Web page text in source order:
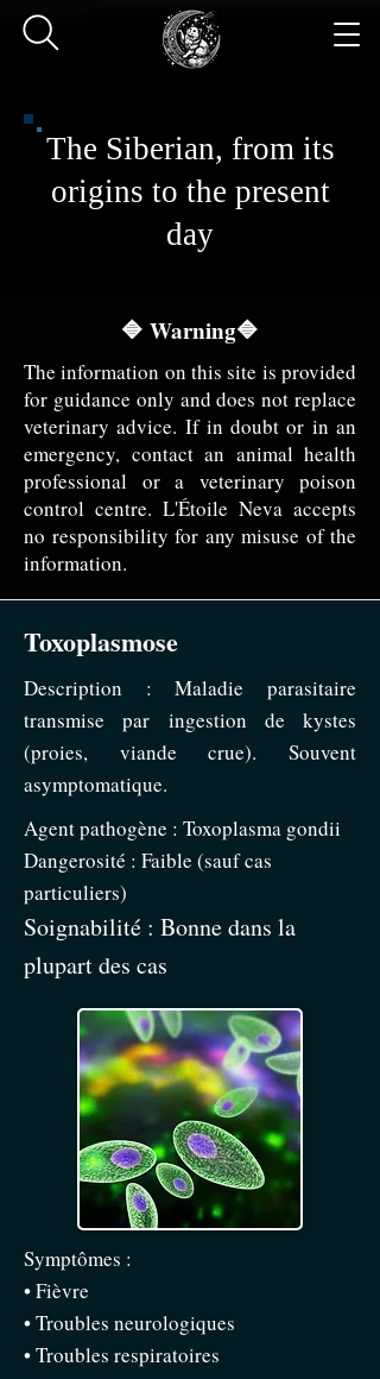
The Siberian, from its
origins to the present
day
🔷 Warning🔷
The information on this site is provided
for guidance only and does not replace
veterinary advice. If in doubt or in an
emergency, contact an animal health
professional or a veterinary poison
control centre. L'Étoile Neva accepts
no responsibility for any misuse of the
information.
Toxoplasmose
Description : Maladie parasitaire
transmise par ingestion de kystes
(proies, viande crue). Souvent
asymptomatique.
Agent pathogène : Toxoplasma gondii
Dangerosité : Faible (sauf cas
particuliers)
Soignabilité : Bonne dans la
plupart des cas
Symptômes :
• Fièvre
• Troubles neurologiques
• Troubles respiratoires